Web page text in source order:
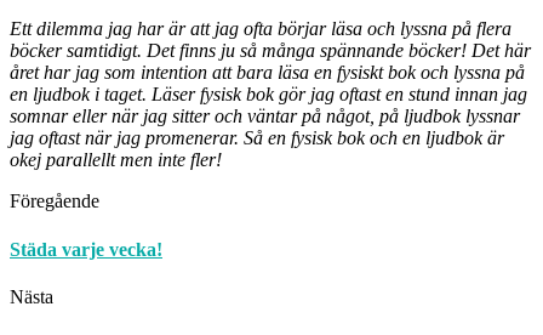
Ett dilemma jag har är att jag ofta börjar läsa och lyssna på flera
böcker samtidigt. Det finns ju så många spännande böcker! Det här
året har jag som intention att bara läsa en fysiskt bok och lyssna på
en ljudbok i taget. Läser fysisk bok gör jag oftast en stund innan jag
somnar eller när jag sitter och väntar på något, på ljudbok lyssnar
jag oftast när jag promenerar. Så en fysisk bok och en ljudbok är
okej parallellt men inte fler!
Föregående
Städa varje vecka!
Nästa